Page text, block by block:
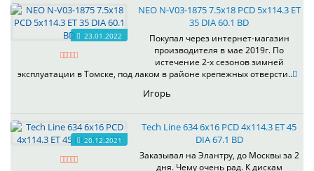
23.01.2022
NEO N-V03-1875 7.5x18 PCD 5x114.3 ET
35 DIA 60.1 BD
Покупал через интернет-магазин
производителя в мае 2019г. По
истечение 2-х сезонов зимней
эксплуатации в Томске, под лаком в районе крепежных отверсти..
Игорь
20.12.2021
Tech Line 634 6x16 PCD 4x114.3 ET 45
DIA 67.1 BD
Заказывал на Элантру, до Москвы за 2
дня. Чему очень рад. К дискам